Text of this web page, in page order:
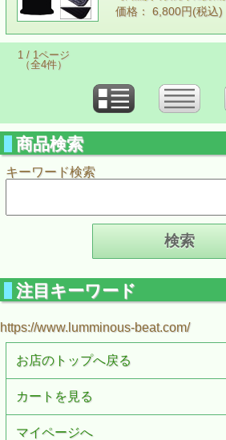
価格： 6,800円(税込)
1 / 1ページ
（全4件）
商品検索
キーワード検索
注目キーワード
https://www.lumminous-beat.com/
お店のトップへ戻る
カートを見る
マイページへ